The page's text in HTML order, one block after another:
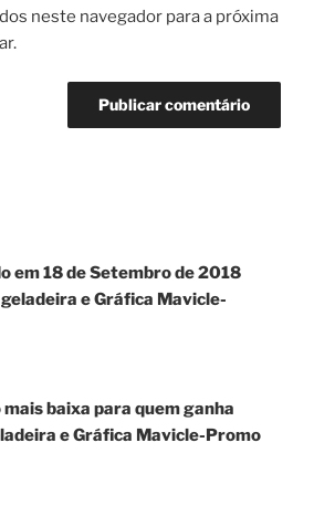
neste navegador para a próxima
em 18 de Setembro de 2018
e Gráfica Mavicle-
baixa para quem ganha
e Gráfica Mavicle-Promo